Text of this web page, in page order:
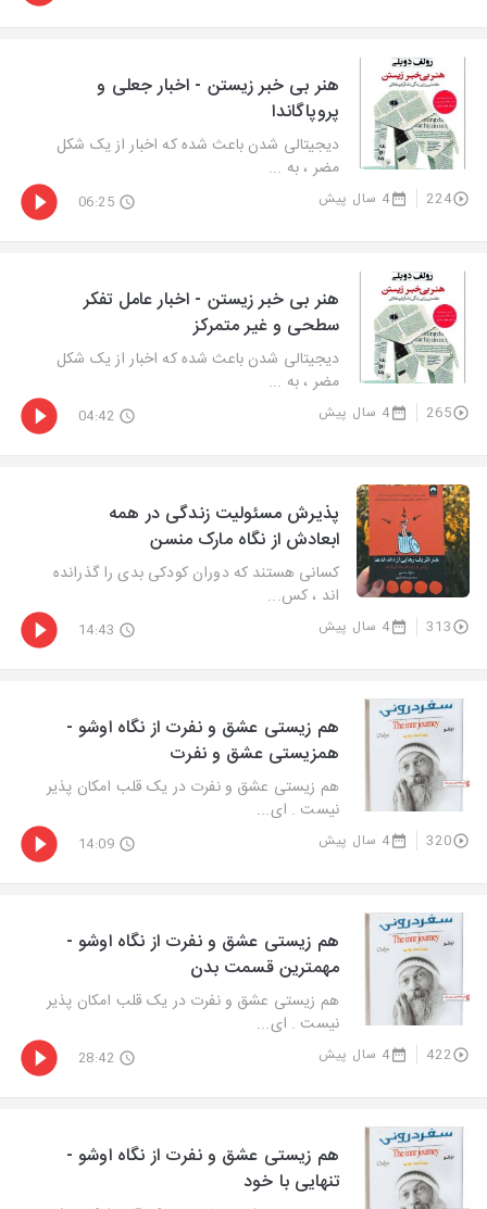
هنر بی خبر زیستن - اخبار جعلی و
پروپاگاندا
دیجیتالی شدن باعث شده که اخبار از یک شکل
مضر ، به ...
224 4 سال پیش 06:25
هنر بی خبر زیستن - اخبار عامل تفکر
سطحی و غیر متمرکز
دیجیتالی شدن باعث شده که اخبار از یک شکل
مضر ، به ...
265 4 سال پیش 04:42
پذیرش مسئولیت زندگی در همه
ابعادش از نگاه مارک منسن
کسانی هستند که دوران کودکی بدی را گذرانده
اند ، کس...
313 4 سال پیش 14:43
هم زیستی عشق و نفرت از نگاه اوشو -
همزیستی عشق و نفرت
هم زیستی عشق و نفرت در یک قلب امکان پذیر
نیست . ای...
320 4 سال پیش 14:09
هم زیستی عشق و نفرت از نگاه اوشو -
مهمترین قسمت بدن
هم زیستی عشق و نفرت در یک قلب امکان پذیر
نیست . ای...
422 4 سال پیش 28:42
هم زیستی عشق و نفرت از نگاه اوشو -
تنهایی با خود